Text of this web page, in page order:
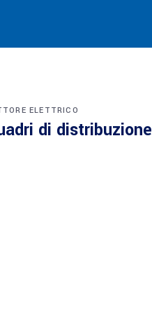
ELETTRICO
di distribuzione